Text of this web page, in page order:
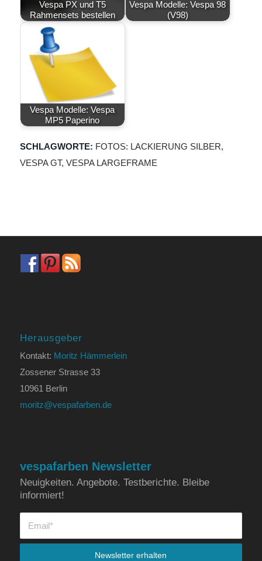
Vespa PX und T5
Rahmensets bestellen
Vespa Modelle: Vespa 98
(V98)
Vespa Modelle: Vespa
MP5 Paperino
SCHLAGWORTE: FOTOS: LACKIERUNG SILBER,
VESPA GT, VESPA LARGEFRAME
Herausgeber
Kontakt: Moritz Hämmerlein
Zossener Strasse 33
10961 Berlin
moritz@vespafarben.de
vespafarben Newsletter
Neuigkeiten. Angebote. Testberichte. Bleibe
informiert!